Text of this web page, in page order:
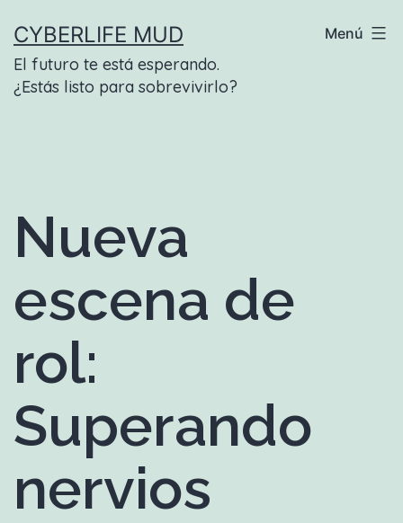
contenido
CYBERLIFE MUD
El futuro te está esperando.
¿Estás listo para sobrevivirlo?
Menú
Nueva
escena de
rol:
Superando
nervios